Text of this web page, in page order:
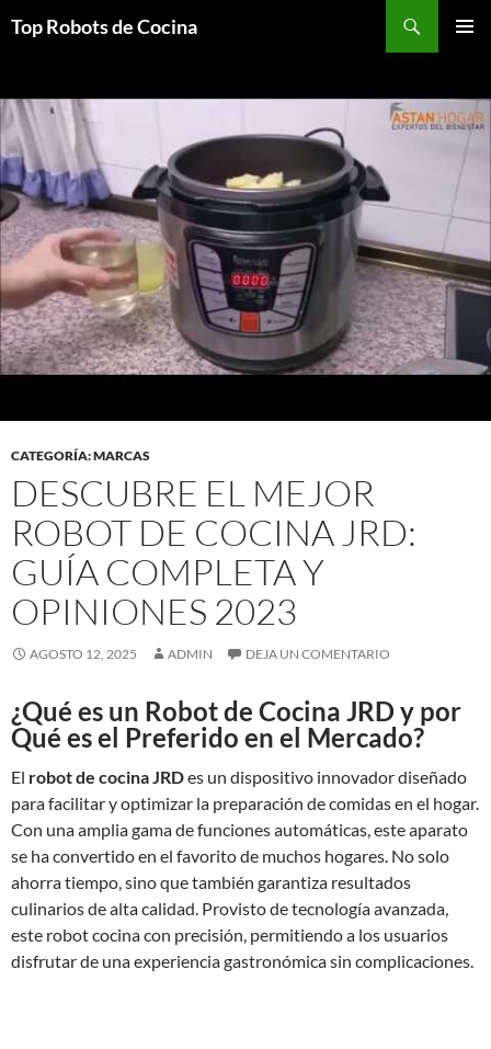
Top Robots de Cocina
CATEGORÍA: MARCAS
DESCUBRE EL MEJOR
ROBOT DE COCINA JRD:
GUÍA COMPLETA Y
OPINIONES 2023
AGOSTO 12, 2025 ADMIN DEJA UN COMENTARIO
¿Qué es un Robot de Cocina JRD y por
Qué es el Preferido en el Mercado?
El robot de cocina JRDes un dispositivo innovador diseñado
para facilitar y optimizar la preparación de comidas en el hogar.
Con una amplia gama de funciones automáticas, este aparato
se ha convertido en el favorito de muchos hogares. No solo
ahorra tiempo, sino que también garantiza resultados
culinarios de alta calidad. Provisto de tecnología avanzada,
este robot cocina con precisión, permitiendo a los usuarios
disfrutar de una experiencia gastronómica sin complicaciones.